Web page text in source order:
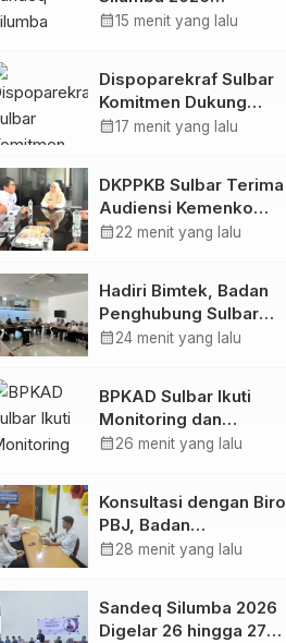
Disesuaikan,
Tetap Dimatangkan
calendar_month15 menit yang lalu
Dispoparekraf Sulbar
Komitmen Dukung
Penyusunan RAD
calendar_month17 menit yang lalu
DKPPKB Sulbar Terima
Audiensi Kemenko
Kumham Imipas RI,
Kelompok Rentan
calendar_month22 menit yang lalu
Hadiri Bimtek, Badan
Penghubung Sulbar
Tingkatkan
Masa PPN Gunakan
Aplikasi Coretax
calendar_month24 menit yang lalu
BPKAD Sulbar Ikuti
Monitoring dan
Evaluasi Semester I
Penyerapan Anggaran
calendar_month26 menit yang lalu
Konsultasi dengan Biro
PBJ, Badan
Penghubung Sulbar
calendar_month28 menit yang lalu
Sandeq Silumba 2026
Digelar 26 hingga 27